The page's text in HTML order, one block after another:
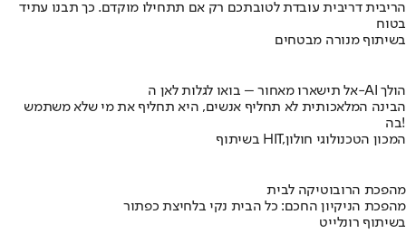
הריבית דריבית עובדת לטובתכם רק אם תתחילו מוקדם. כך תבנו עתיד
בטוח
בשיתוף מנורה מבטחים
אל תישארו מאחור – בואו לגלות לאן ה-AI הולך
הבינה המלאכותית לא תחליף אנשים, היא תחליף את מי שלא משתמש
בה!
בשיתוף HIT,המכון הטכנולוגי חולון
מהפכת הרובוטיקה לבית
מהפכת הניקיון החכם: כל הבית נקי בלחיצת כפתור
בשיתוף רונלייט